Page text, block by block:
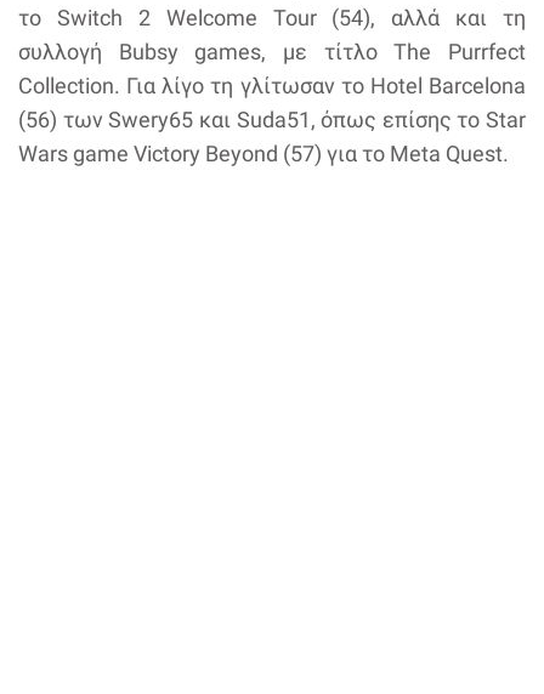
το Switch 2 Welcome Tour (54), αλλά και τη
συλλογή Bubsy games, με τίτλο The Purrfect
Collection. Για λίγο τη γλίτωσαν το Hotel Barcelona
(56) των Swery65 και Suda51, όπως επίσης το Star
Wars game Victory Beyond (57) για το Meta Quest.